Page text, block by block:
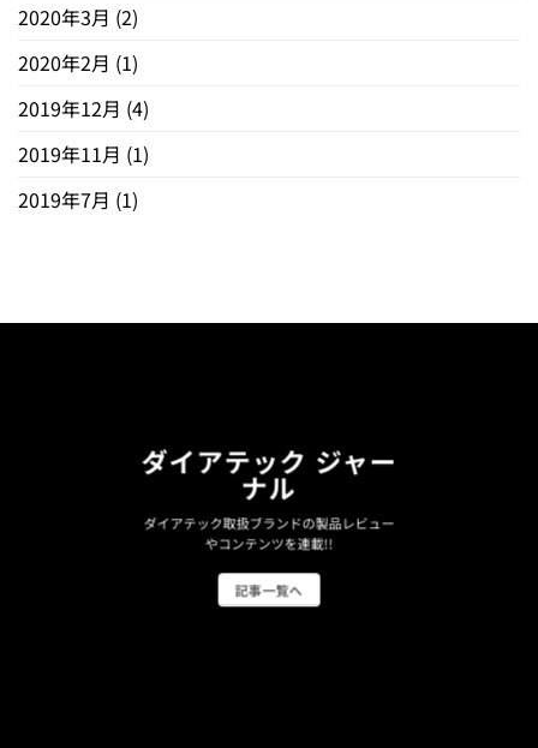
2020年3月 (2)
2020年2月 (1)
2019年12月 (4)
2019年11月 (1)
2019年7月 (1)
ダイアテック ジャー
ナル
ダイアテック取扱ブランドの製品レビュー
やコンテンツを連載!!
記事一覧へ